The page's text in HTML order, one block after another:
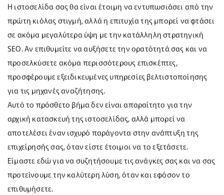
Η ιστοσελίδα σας θα είναι έτοιμη να εντυπωσιάσει από την
πρώτη κιόλας στιγμή, αλλά η επιτυχία της μπορεί να φτάσει
σε ακόμα μεγαλύτερα ύψη με την κατάλληλη στρατηγική
SEO. Αν επιθυμείτε να αυξήσετε την ορατότητά σας και να
προσελκύσετε ακόμα περισσότερους επισκέπτες,
προσφέρουμε εξειδικευμένες υπηρεσίες βελτιστοποίησης
για τις μηχανές αναζήτησης.
Αυτό το πρόσθετο βήμα δεν είναι απαραίτητο για την
αρχική κατασκευή της ιστοσελίδας, αλλά μπορεί να
αποτελέσει έναν ισχυρό παράγοντα στην ανάπτυξη της
επιχείρησής σας, όταν είστε έτοιμοι να το εξετάσετε.
Είμαστε εδώ για να συζητήσουμε τις ανάγκες σας και να σας
προτείνουμε την καλύτερη λύση, όταν και εφόσον το
επιθυμήσετε.